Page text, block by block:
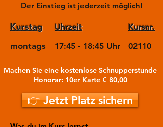
Der Einstieg ist jederzeit möglich!
Kurstag
montags
Uhrzeit
17:45 - 18:45 Uhr
Kursnr.
02110
Machen Sie eine kostenlose Schnupperstunde
Honorar: 10er Karte € 80,00
👉 Jetzt Platz sichern